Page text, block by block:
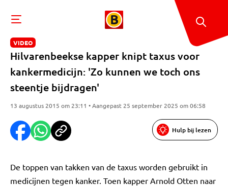
VIDEO
Hilvarenbeekse kapper knipt taxus voor
kankermedicijn: 'Zo kunnen we toch ons
steentje bijdragen'
13 augustus 2015 om 23:11 • Aangepast 25 september 2025 om 06:58
Hulp bij lezen
De toppen van takken van de taxus worden gebruikt in
medicijnen tegen kanker. Toen kapper Arnold Otten naar